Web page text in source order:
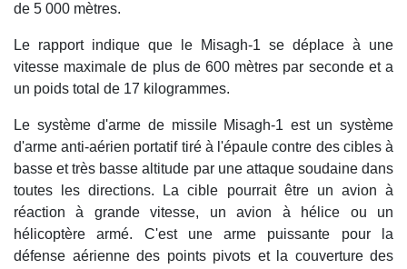
de 5 000 mètres.
Le rapport indique que le Misagh-1 se déplace à une
vitesse maximale de plus de 600 mètres par seconde et a
un poids total de 17 kilogrammes.
Le système d'arme de missile Misagh-1 est un système
d'arme anti-aérien portatif tiré à l'épaule contre des cibles à
basse et très basse altitude par une attaque soudaine dans
toutes les directions. La cible pourrait être un avion à
réaction à grande vitesse, un avion à hélice ou un
hélicoptère armé. C'est une arme puissante pour la
défense aérienne des points pivots et la couverture des